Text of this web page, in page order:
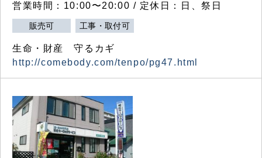
営業時間：10:00〜20:00 / 定休日：日、祭日
販売可 工事・取付可
生命・財産 守るカギ
http://comebody.com/tenpo/pg47.html